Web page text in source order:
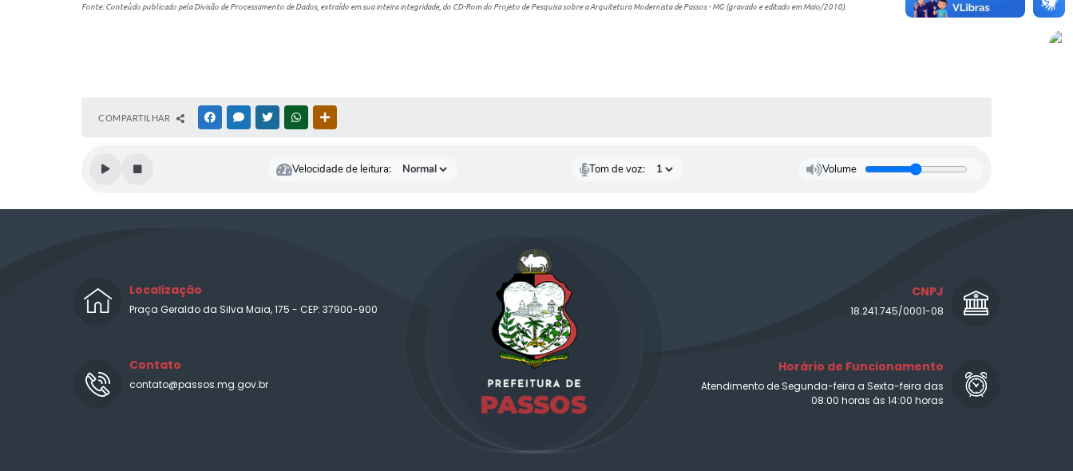
Fonte: Conteúdo publicado pela Divisão de Processamento de Dados, extraído em sua inteira integridade, do CD-Rom do Projeto de Pesquisa sobre a Arquitetura Modernista de Passos - MG (gravado e editado em Maio/2010).
COMPARTILHAR FACEBOOKMESSENGER
TWITTERWHATSAPP
Velocidade de leitura: Tom de voz: Volume
Localização
Praça Geraldo da Silva Maia, 175 - CEP: 37900-900
Contato
contato@passos.mg.gov.br
CNPJ
18.241.745/0001-08
Horário de Funcionamento
Atendimento de Segunda-feira a Sexta-feira das
08:00 horas às 14:00 horas